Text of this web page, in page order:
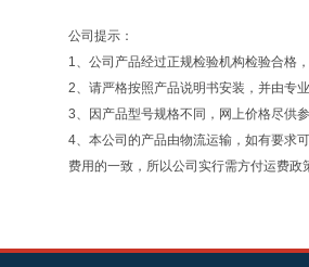
公司提示：
1、公司产品经过正规检验机构检验合格
2、请严格按照产品说明书安装，并由专
3、因产品型号规格不同，网上价格尽供
4、本公司的产品由物流运输，如有要求
费用的一致，所以公司实行需方付运费政